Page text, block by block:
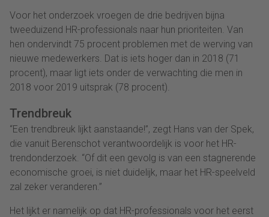
Voor het onderzoek vroegen de drie bedrijven bijna
tweeduizend HR-professionals naar hun prioriteiten. Van
hen ondervindt 75 procent problemen met de werving van
nieuwe medewerkers. Dat is iets hoger dan in 2018 (71
procent), maar ligt iets onder de verwachting die men in
2018 voor 2019 uitsprak (78 procent).
Trendbreuk
“Een trendbreuk lijkt aanstaande!”, zegt Hans van der Spek,
die vanuit Berenschot verantwoordelijk is voor het HR-
trendonderzoek. “Of dit een gevolg is van een stagnerende
economische groei, is niet duidelijk, maar het HR-speelveld
zal zeker veranderen.”
Het lijkt er namelijk op dat HR-professionals voor het eerst